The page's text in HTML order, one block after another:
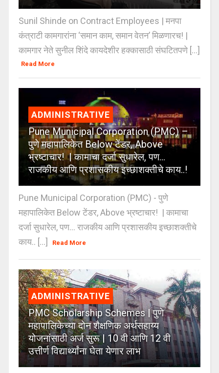
Sunil Shinde on Contract Employees | मनपा
कंत्राटी कामगारांना ‘समान काम, समान वेतन’ मिळणारच! |
कामगार नेते सुनील शिंदे कायदेशीर हक्कासाठी संघटितपणे [...]
Read More
ADMINISTRATIVE
Pune Municipal Corporation (PMC) –
पुणे महापालिकेत Below टेंडर, Above
भ्रष्टाचार! | कामाचा दर्जा सुधारेल, पण…
राजकीय आणि प्रशासकीय इच्छाशक्तीचे काय..!
Pune Municipal Corporation (PMC) - पुणे
महापालिकेत Below टेंडर, Above भ्रष्टाचार! | कामाचा
दर्जा सुधारेल, पण… राजकीय आणि प्रशासकीय इच्छाशक्तीचे
काय.. [...]
Read More
ADMINISTRATIVE
PMC Scholarship Schemes | पुणे
महापालिकेच्या दोन शैक्षणिक अर्थसहाय्य
योजनांसाठी अर्ज सुरू | 10 वी आणि 12 वी
उत्तीर्ण विद्यार्थ्यांना घेता येणार लाभ